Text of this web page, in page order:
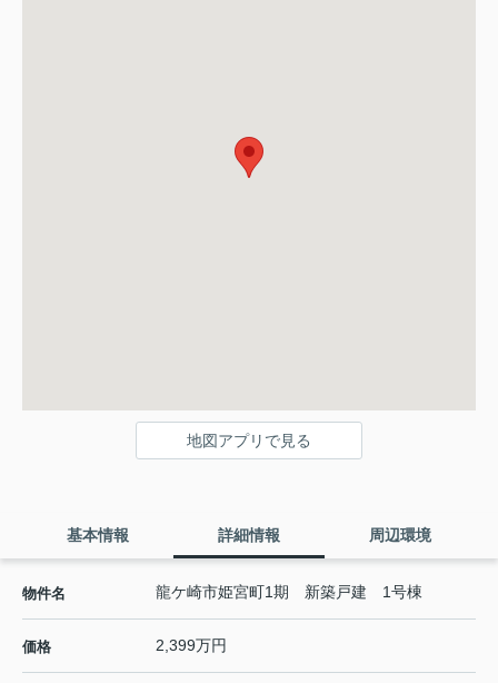
地図アプリで見る
基本情報 詳細情報 周辺環境
物件名 龍ケ崎市姫宮町1期 新築戸建 1号棟
価格 2,399万円